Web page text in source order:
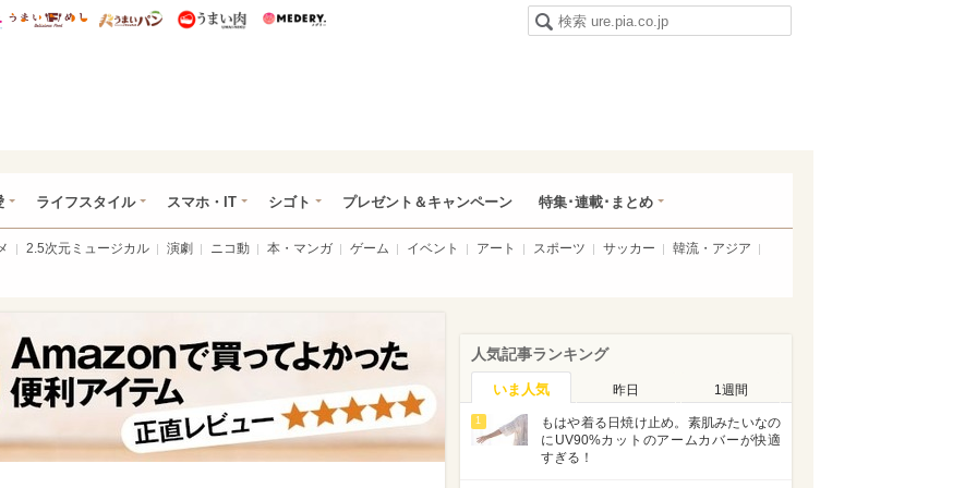
研 ディズニー特集
mimot. うまいめし うまいパン うまい肉
ライフスタイル スマホ・IT シゴト プレゼント＆キャンペーン 特集･連載･まとめ
2.5次元ミュージカル 演劇 ニコ動 本・マンガ ゲーム イベント アート スポーツ サッカー 韓流・アジア
人気記事ランキング
いま人気 昨日 1週間
1
もはや着る日焼け止め。素肌みたいなの
にUV90%カットのアームカバーが快適
すぎる！